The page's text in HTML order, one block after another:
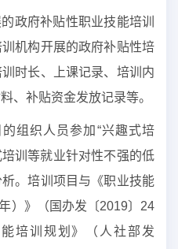
府补贴性职业技能培训
机构开展的政府补贴性培
时长、上课记录、培训内
、补贴资金发放记录等。
织人员参加“兴趣式培
培训等就业针对性不强的低
。培训项目与《职业技能
）》（国办发〔2019〕24
培训规划》（人社部发